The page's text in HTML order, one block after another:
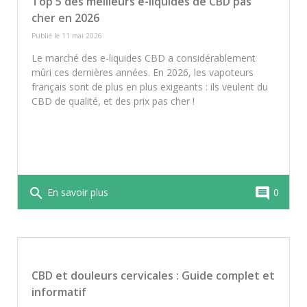
sèche ou baisse de tension. Pour minimiser
tout risque, privilégiez des produits testés en
française.
cher en 2026
Publié le 11 mai 2026
Le marché des e-liquides CBD a considérablement
mûri ces dernières années. En 2026, les vapoteurs
français sont de plus en plus exigeants : ils veulent du
CBD de qualité, et des prix pas cher !
search En savoir plus comment 0
CBD et douleurs cervicales : Guide complet et
informatif